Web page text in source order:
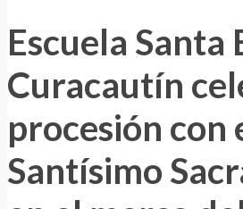
Escuela Santa
Curacautín
procesión con
Santísimo